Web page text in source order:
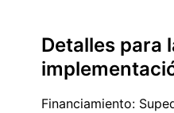
Detalles para
Financiamiento: